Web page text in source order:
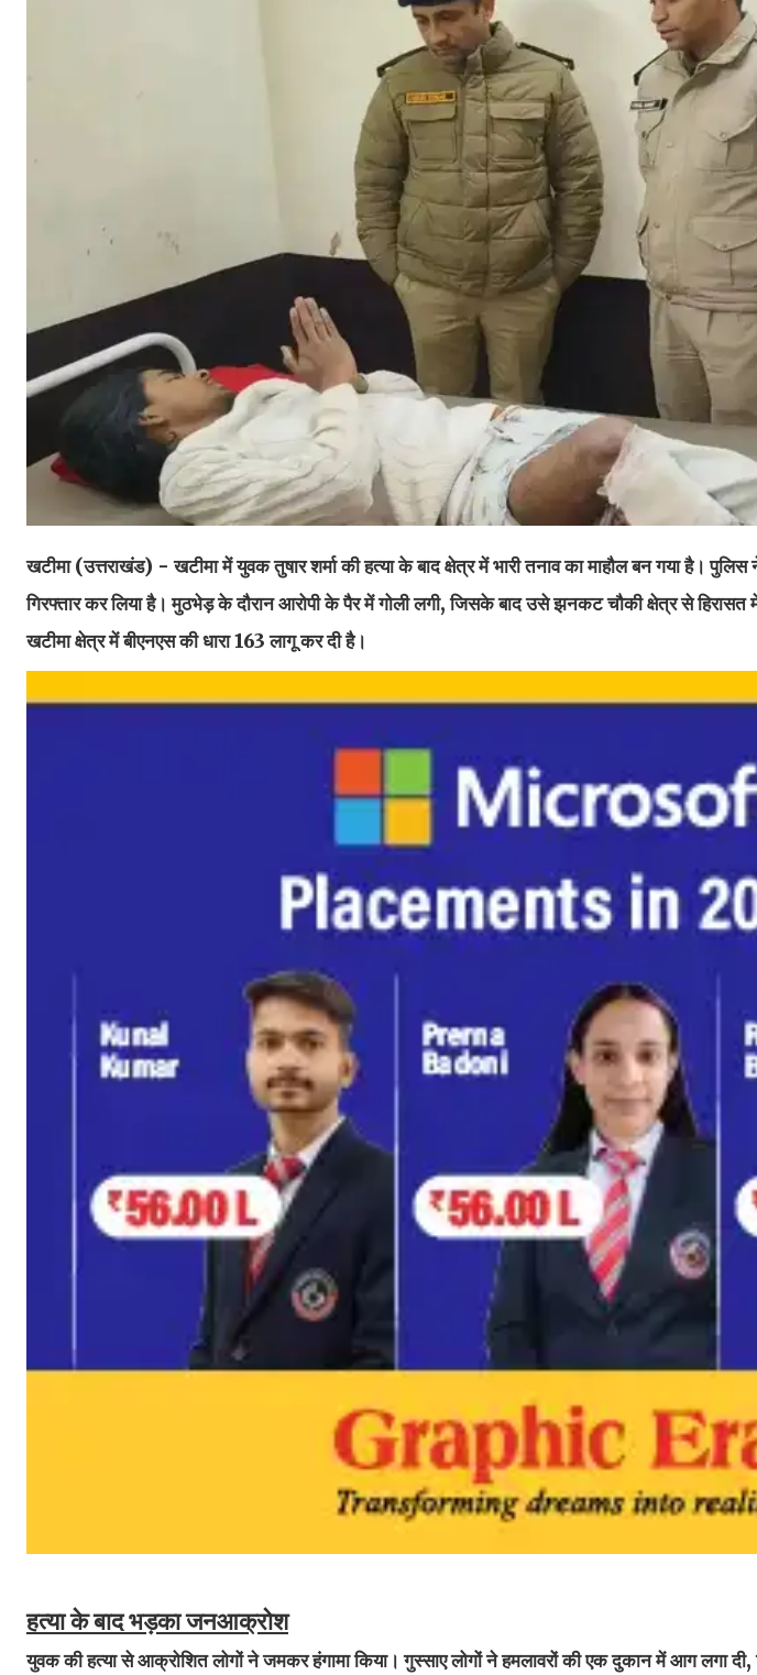
खटीमा (उत्तराखंड) - खटीमा में युवक तुषार शर्मा की हत्या के बाद क्षेत्र में भारी तनाव का माहौल बन गया है।
गिरफ्तार कर लिया है। मुठभेड़ के दौरान आरोपी के पैर में गोली लगी, जिसके बाद उसे झनकट चौकी क्षेत्र से
खटीमा क्षेत्र में बीएनएस की धारा 163 लागू कर दी है।
हत्या के बाद भड़का जनआक्रोश
युवक की हत्या से आक्रोशित लोगों ने जमकर हंगामा किया। गुस्साए लोगों ने हमलावरों की एक दुकान में आग लगा